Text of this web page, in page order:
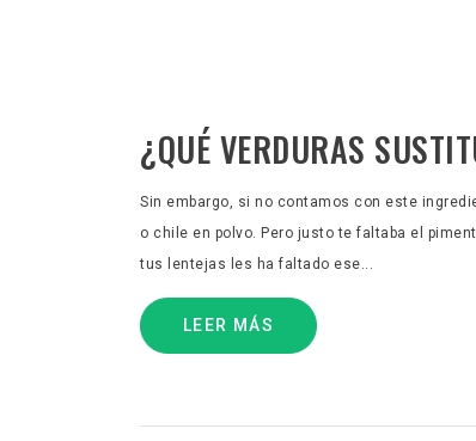
¿QUÉ VERDURAS
Sin embargo, si no contamos con este
o chile en polvo. Pero justo te faltaba el
tus lentejas les ha faltado ese...
LEER MÁS